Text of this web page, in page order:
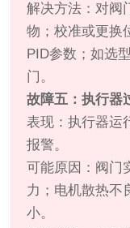
解决方法：对阀
物；校准或更换
PID参数；如选
门。
故障五：执行器
表现：执行器运
报警。
可能原因：阀门
力；电机散热不
小。